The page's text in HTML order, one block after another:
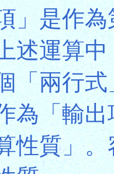
」是作
述運算
「兩行
為「輸
性質」